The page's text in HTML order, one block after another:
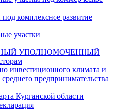
комплексное развитие
участки
УПОЛНОМОЧЕННЫЙ
инвестиционного климата и
предпринимательства
Курганской области